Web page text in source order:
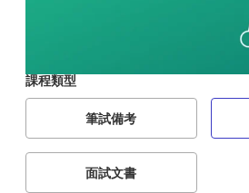
課程類型
筆試備考
面試文書